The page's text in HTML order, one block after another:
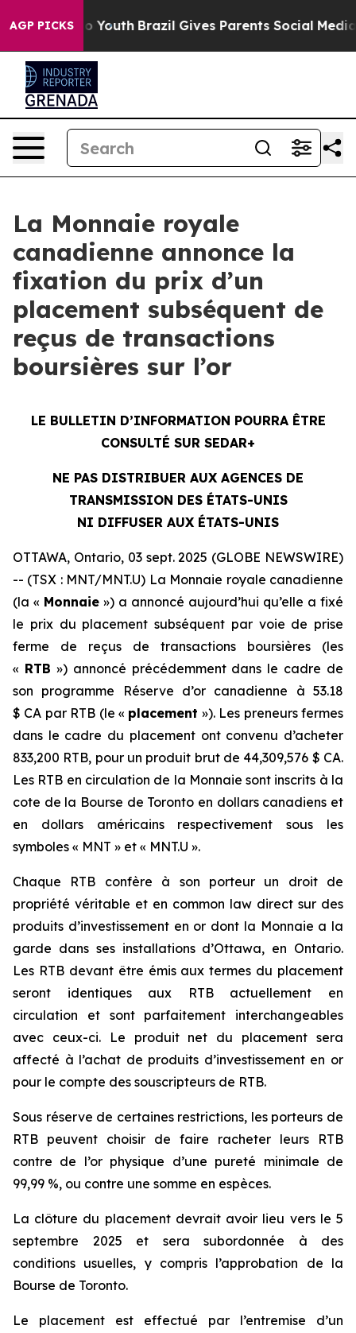
AGP PICKS
to Youth Brazil Gives Parents Social Media
La Monnaie royale
canadienne annonce la
fixation du prix d’un
placement subséquent de
reçus de transactions
boursières sur l’or
LE BULLETIN D’INFORMATION POURRA ÊTRE
CONSULTÉ SUR SEDAR+
NE PAS DISTRIBUER AUX AGENCES DE
TRANSMISSION DES ÉTATS-UNIS
NI DIFFUSER AUX ÉTATS-UNIS
OTTAWA, Ontario, 03 sept. 2025 (GLOBE NEWSWIRE)
-- (TSX : MNT/MNT.U) La Monnaie royale canadienne
(la « Monnaie ») a annoncé aujourd’hui qu’elle a fixé
le prix du placement subséquent par voie de prise
ferme de reçus de transactions boursières (les
« RTB ») annoncé précédemment dans le cadre de
son programme Réserve d’or canadienne à 53.18
$ CA par RTB (le « placement »). Les preneurs fermes
dans le cadre du placement ont convenu d’acheter
833,200 RTB, pour un produit brut de 44,309,576 $ CA.
Les RTB en circulation de la Monnaie sont inscrits à la
cote de la Bourse de Toronto en dollars canadiens et
en dollars américains respectivement sous les
symboles « MNT » et « MNT.U ».
Chaque RTB confère à son porteur un droit de
propriété véritable et en common law direct sur des
produits d’investissement en or dont la Monnaie a la
garde dans ses installations d’Ottawa, en Ontario.
Les RTB devant être émis aux termes du placement
seront identiques aux RTB actuellement en
circulation et sont parfaitement interchangeables
avec ceux-ci. Le produit net du placement sera
affecté à l’achat de produits d’investissement en or
pour le compte des souscripteurs de RTB.
Sous réserve de certaines restrictions, les porteurs de
RTB peuvent choisir de faire racheter leurs RTB
contre de l’or physique d’une pureté minimale de
99,99 %, ou contre une somme en espèces.
La clôture du placement devrait avoir lieu vers le 5
septembre 2025 et sera subordonnée à des
conditions usuelles, y compris l’approbation de la
Bourse de Toronto.
Le placement est effectué par l’entremise d’un